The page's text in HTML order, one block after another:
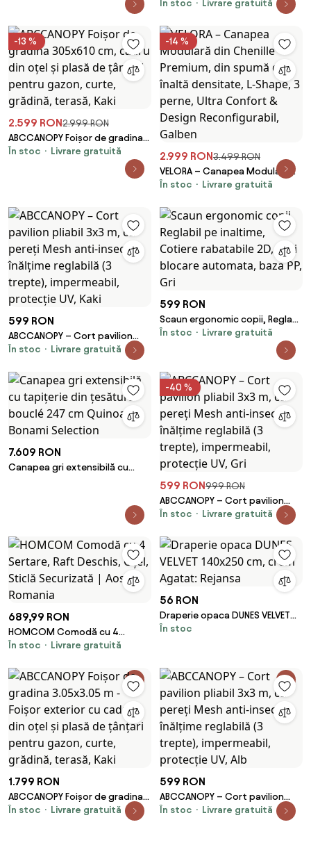
3.05x3.05 m - Foișor exterior cu
țânțari pentru gazon, curte,
grădină, terasă, Gri
În stoc Livrare gratuită
-13 %
2.599 RON2.999 RON
ABCCANOPY Foișor de gradina
305x610 cm, cadru din oțel și
plasă de țânțari pentru gazon,
curte, grădină, terasă, Kaki
În stoc Livrare gratuită
-14 %
2.999 RON3.499 RON
VELORA – Canapea Modulară
din Chenille Premium, din
Shape, 3 perne, Ultra Confort &
Design Reconfigurabil, Galben
În stoc Livrare gratuită
599 RON
ABCCANOPY – Cort pavilion
pliabil 3x3 m, cu pereți Mesh
(3 trepte), impermeabil,
protecție UV, Kaki
În stoc Livrare gratuită
599 RON
Scaun ergonomic copii, Reglabil
pe inaltime, Cotiere rabatabile
2D, Roti blocare automata,
În stoc Livrare gratuită
7.609 RON
Canapea gri extensibilă cu
-40 %
599 RON999 RON
ABCCANOPY – Cort pavilion
pliabil 3x3 m, cu pereți Mesh
(3 trepte), impermeabil,
protecție UV, Gri
În stoc Livrare gratuită
689,99 RON
HOMCOM Comodă cu 4
Sertare, Raft Deschis, Oțel,
Romania
În stoc Livrare gratuită
56 RON
Draperie opaca DUNES VELVET
140x250 cm, crem Agatat:
În stoc
1.799 RON
ABCCANOPY Foișor de gradina
3.05x3.05 m - Foișor exterior cu
În stoc Livrare gratuită
599 RON
ABCCANOPY – Cort pavilion
pliabil 3x3 m, cu pereți Mesh
În stoc Livrare gratuită